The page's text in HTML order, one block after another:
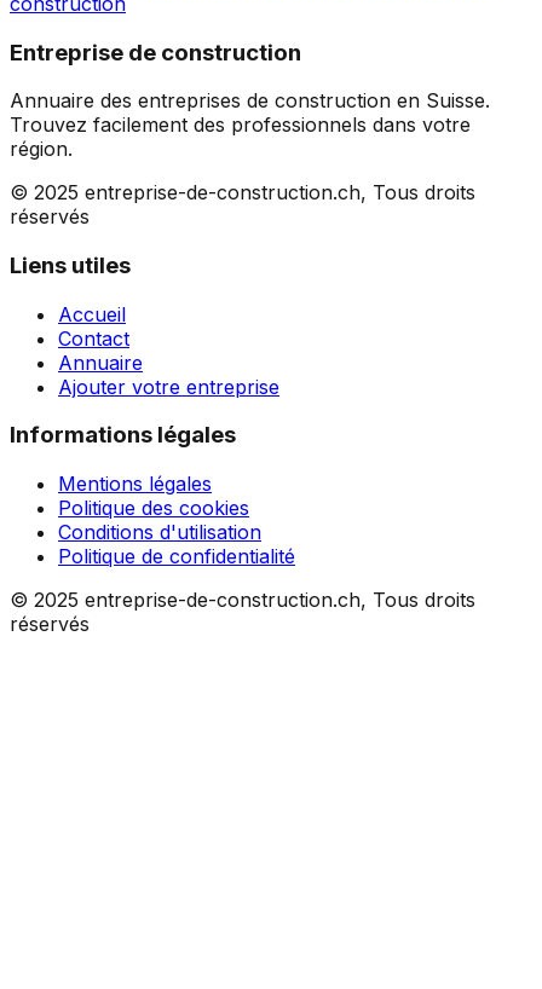
Entreprise de construction
Annuaire des entreprises de construction en Suisse.
Trouvez facilement des professionnels dans votre
région.
© 2025 entreprise-de-construction.ch, Tous droits
réservés
Liens utiles
Accueil
Contact
Annuaire
Ajouter votre entreprise
Informations légales
Mentions légales
Politique des cookies
Conditions d'utilisation
Politique de confidentialité
© 2025 entreprise-de-construction.ch, Tous droits
réservés